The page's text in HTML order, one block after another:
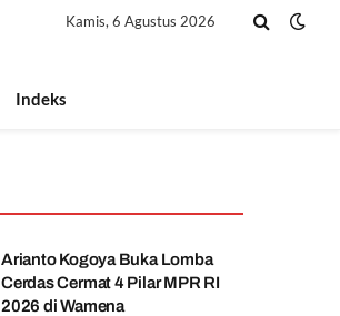
Kamis, 6 Agustus 2026
Indeks
Arianto Kogoya Buka Lomba
Cerdas Cermat 4 Pilar MPR RI
2026 di Wamena